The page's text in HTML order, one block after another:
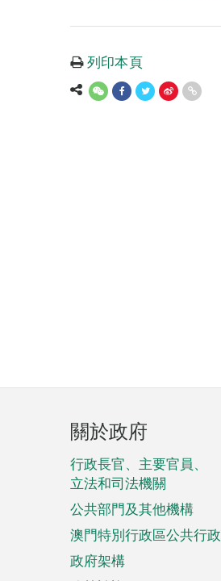
列印本頁
頁
腳
菜
單
關於政府
行政長官、主要官員、
立法和司法機關
公共部門及其他機構
澳門特別行政區公共行政
政府架構